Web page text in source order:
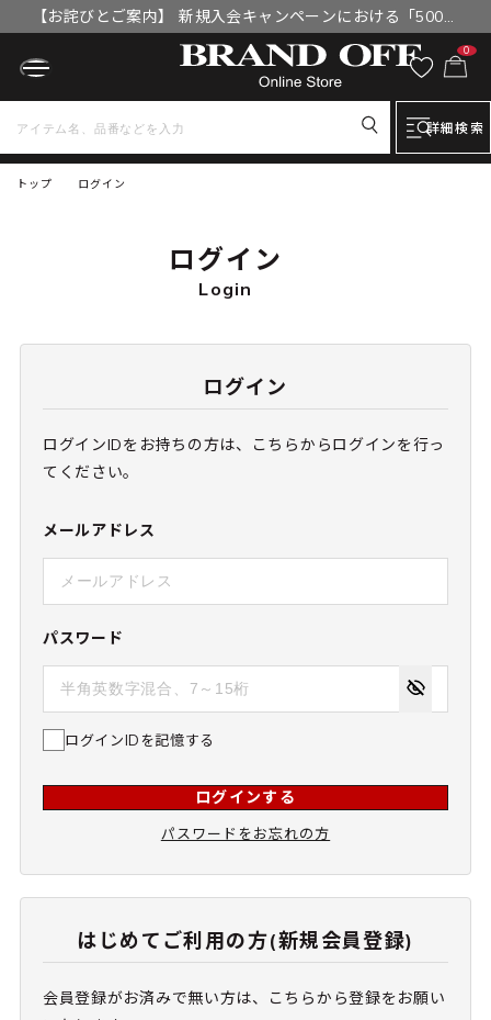
【お詫びとご案内】 新規入会キャンペーンにおける「500円
OFFクーポン」付与漏れと補填について
0
詳細検索
トップ ログイン
ログイン
Login
ログイン
ログインIDをお持ちの方は、こちらからログインを行っ
てください。
メールアドレス
パスワード
ログインIDを記憶する
ログインする
パスワードをお忘れの方
はじめてご利用の方(新規会員登録)
会員登録がお済みで無い方は、こちらから登録をお願い